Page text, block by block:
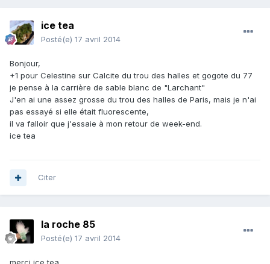
ice tea
Posté(e) 17 avril 2014
Bonjour,
+1 pour Celestine sur Calcite du trou des halles et gogote du 77
je pense à la carrière de sable blanc de "Larchant"
J'en ai une assez grosse du trou des halles de Paris, mais je n'ai
pas essayé si elle était fluorescente,
il va falloir que j'essaie à mon retour de week-end.
ice tea
Citer
la roche 85
Posté(e) 17 avril 2014